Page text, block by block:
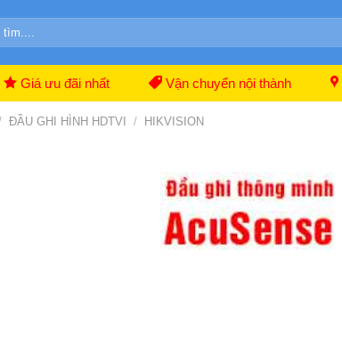
Giá ưu đãi nhất Vận chuyển nội thành
ĐẦU GHI HÌNH HDTVI / HIKVISION